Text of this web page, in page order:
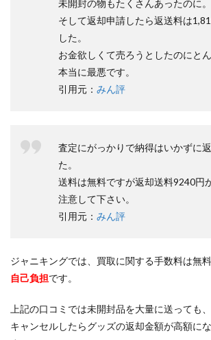
未開封の物もたくさんあったのに。
そして返却申請したら返送料は
した。
お金欲しくて売ろうとしたのにとん
本当に最悪です。
引用元： みん評
査定にがっかりで納得はいかずに
た。
送料は無料ですが返却送料9240円
注意して下さい。
引用元： みん評
ジャニキングでは、買取に関する手数料は無料
自己負担です。
上記の口コミでは未開封品を大量に送っても
キャンセルしたらグッズの返却金額が高額に